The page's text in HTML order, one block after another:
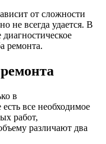
от сложности
не всегда удается. В
ремонта.
в
все необходимое
работ,
различают два